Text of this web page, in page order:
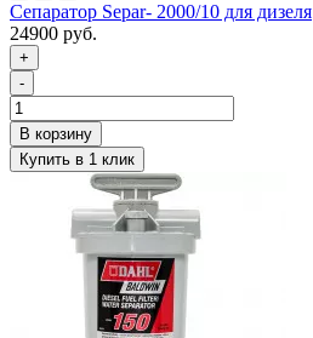
Сепаратор Separ- 2000/10 для дизеля
24900 руб.
+
-